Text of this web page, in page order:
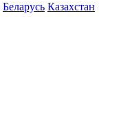
Беларусь Казахстан